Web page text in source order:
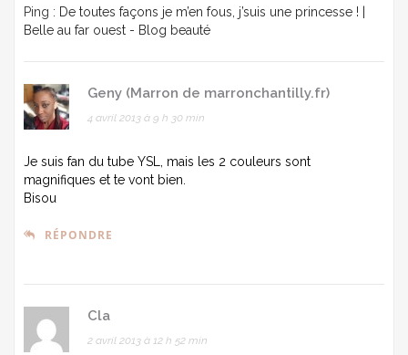
Ping : De toutes façons je m’en fous, j’suis une princesse ! |
Belle au far ouest - Blog beauté
Geny (Marron de marronchantilly.fr)
4 avril 2013 à 9 h 30 min
Je suis fan du tube YSL, mais les 2 couleurs sont
magnifiques et te vont bien.
Bisou
RÉPONDRE
Cla
2 avril 2013 à 12 h 52 min